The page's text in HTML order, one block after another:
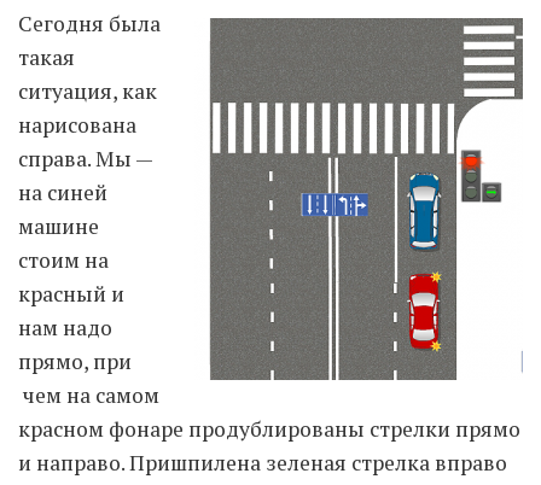
Сегодня была
такая
ситуация, как
нарисована
справа. Мы —
на синей
машине
стоим на
красный и
нам надо
прямо, при
чем на самом
красном фонаре продублированы стрелки прямо
и направо. Пришпилена зеленая стрелка вправо
Blog Archives
To-Do
Wishlist
Связаться со мной
24-70/2.8 (52) 35mm/1.4(14)
75mm/f1.2(17)
(15)
automotive(22) Balti (32) D800(88)
drone(19) fujifilm (28) hobby (32)
Internet(43) Kate(56) kitchen(27)
mavic2pro(20) MavicXS(13)